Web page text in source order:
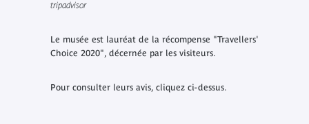
tripadvisor
Le musée est lauréat de la récompense "Travellers'
Choice 2020", décernée par les visiteurs.
Pour consulter leurs avis, cliquez ci-dessus.